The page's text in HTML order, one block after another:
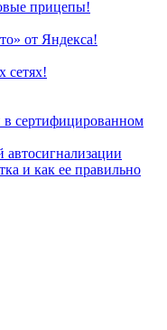
прицепы!
от Яндекса!
сетях!
в сертифицированном
и как ее правильно